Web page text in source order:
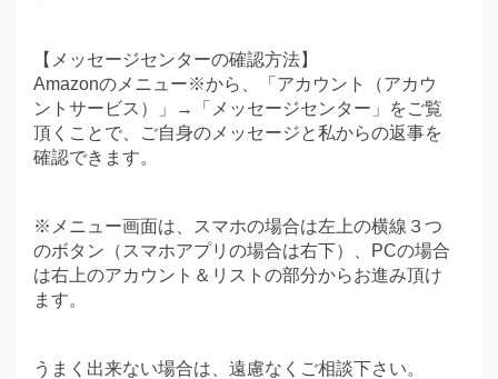
【メッセージセンターの確認方法】
Amazonのメニュー※から、「アカウント（アカウ
ントサービス）」→「メッセージセンター」をご覧
頂くことで、ご自身のメッセージと私からの返事を
確認できます。
※メニュー画面は、スマホの場合は左上の横線３つ
のボタン（スマホアプリの場合は右下）、PCの場合
は右上のアカウント＆リストの部分からお進み頂け
ます。
うまく出来ない場合は、遠慮なくご相談下さい。